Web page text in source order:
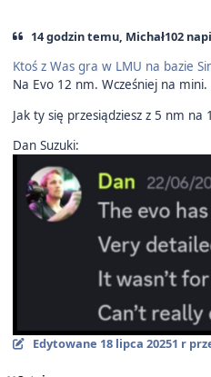
14 godzin temu, Michał102
Ktoś z Was gra w LMU na bazie
Na Evo 12 nm. Wcześniej na
Jak ty się przesiądziesz z 5 nm na
Dan Suzuki:
Edytowane 18 lipca 20251 r